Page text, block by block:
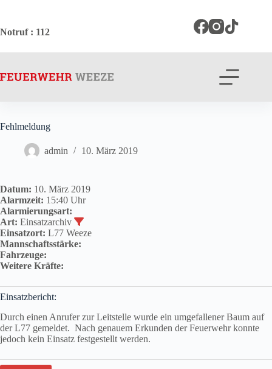
springen
Notruf: 112
Fehlmeldung
admin 10. März 2019
Datum: 10. März 2019
Alarmzeit: 15:40 Uhr
Alarmierungsart:
Art: Einsatzarchiv
Einsatzort: L77 Weeze
Mannschaftsstärke:
Fahrzeuge:
Weitere Kräfte:
Einsatzbericht:
Durch einen Anrufer zur Leitstelle wurde ein umgefallener Baum auf
der L77 gemeldet. Nach genauem Erkunden der Feuerwehr konnte
jedoch kein Einsatz festgestellt werden.